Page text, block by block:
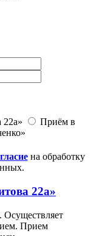
Приём в
на обработку
22а»
Прием